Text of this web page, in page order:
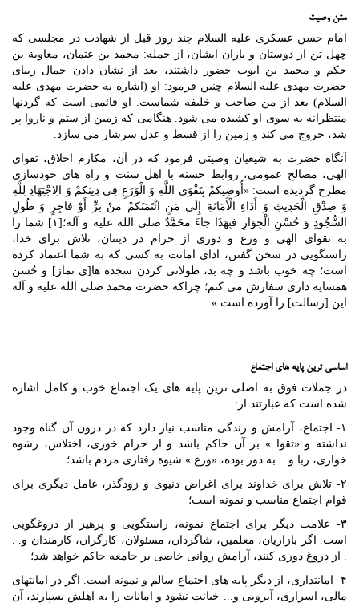
متن وصیت
امام حسن عسکری علیه السلام چند روز قبل از شهادت در مجلسی که
چهل تن از دوستان و یاران ایشان، از جمله: محمد بن عثمان، معاویة بن
حکم و محمد بن ایوب حضور داشتند، بعد از نشان دادن جمال زیبای
حضرت مهدی علیه السلام چنین فرمود: او (اشاره به حضرت مهدی علیه
السلام) بعد از من صاحب و خلیفه شماست. او قائمی است که گردنها
منتظرانه به سوی او کشیده می شود. هنگامی که زمین از ستم و ناروا پر
شد، خروج می کند و زمین را از قسط و عدل سرشار می سازد.
آنگاه حضرت به شیعیان وصیتی فرمود که در آن، مکارم اخلاق، تقوای
الهی، مصالح عمومی، روابط حسنه با اهل سنت و راه های خودسازی
مطرح گردیده است: «أُوصِیکمْ بِتَقْوَی اللَّهِ وَ الْوَرَعِ فِی دِینِکمْ وَ الِاجْتِهَادِ لِلَّهِ
وَ صِدْقِ الْحَدِیثِ وَ أَدَاءِ الْأَمَانَةِ إِلَی مَنِ ائْتَمَنَکمْ منْ برٍّ أَوْ فاجِرٍ وَ طُولِ
السُّجُودِ وَ حُسْنِ الْجِوَارِ فبِهَذَا جاءَ محَمَّدٌ صلی الله علیه و آله؛[۱] شما را
به تقوای الهی و ورع و دوری از حرام در دینتان، تلاش برای خدا،
راستگویی در سخن گفتن، ادای امانت به کسی که به شما اعتماد کرده
است؛ چه خوب باشد و چه بد، طولانی کردن سجده ها[ی نماز] و حُسن
همسایه داری سفارش می کنم؛ چراکه حضرت محمد صلی الله علیه و آله
این [رسالت] را آورده است.»
اساسی ترین پایه های اجتماع
در جملات فوق به اصلی ترین پایه های یک اجتماع خوب و کامل اشاره
شده است که عبارتند از:
۱- اجتماع، آرامش و زندگی مناسب نیاز دارد که در درون آن گناه وجود
نداشته و «تقوا » بر آن حاکم باشد و از حرام خوری، اختلاس، رشوه
خواری، ربا و... به دور بوده، «ورع » شیوة رفتاری مردم باشد؛
۲- تلاش برای خداوند برای اغراض دنیوی و زودگذر، عامل دیگری برای
قوام اجتماع مناسب و نمونه است؛
۳- علامت دیگر برای اجتماع نمونه، راستگویی و پرهیز از دروغگویی
است. اگر بازاریان، معلمین، شاگردان، مسئولان، کارگران، کارمندان و. .
. از دروغ دوری کنند، آرامش روانی خاصی بر جامعه حاکم خواهد شد؛
۴- امانتداری، از دیگر پایه های اجتماع سالم و نمونه است. اگر در امانتهای
مالی، اسراری، آبرویی و... خیانت نشود و امانات را به اهلش بسپارند، آن